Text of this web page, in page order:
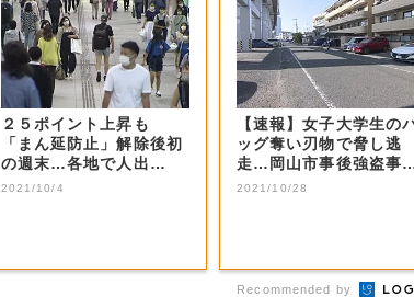
２５ポイント上昇も
「まん延防止」解除後初
の週末…各地で人出
が“増加”【岡山・香...
2021/10/4
【速報】女子大学生の
ッグ奪い刃物で脅し逃
走…岡山市事後強盗事
件 男の行方を追う...
2021/10/28
Recommended by